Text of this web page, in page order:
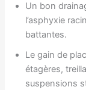
Un bon
l’asphyxie
battantes.
Le gain de
étagères,
suspensions